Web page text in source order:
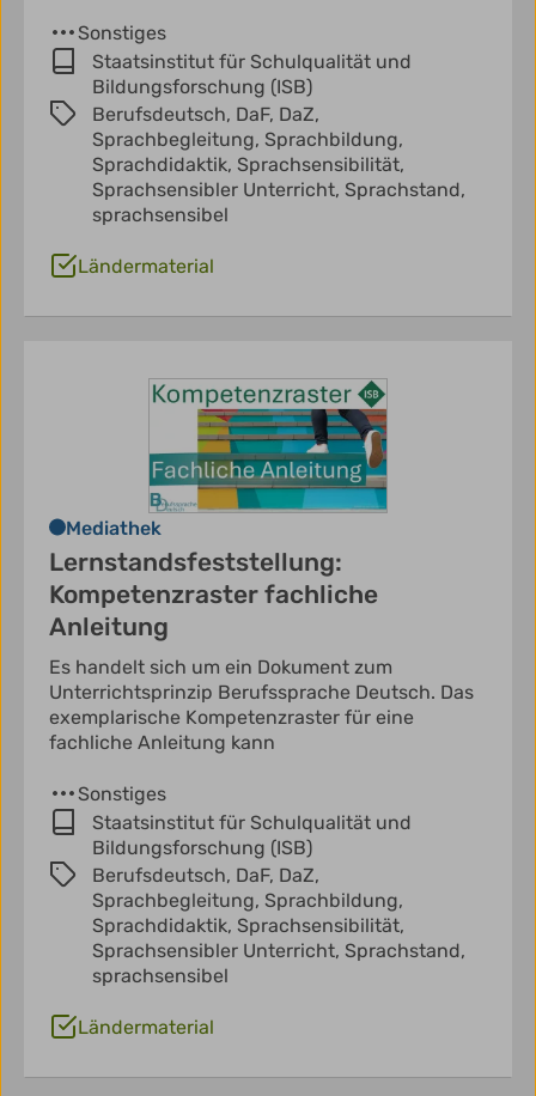
Sonstiges
Staatsinstitut für Schulqualität und
Bildungsforschung (ISB)
Berufsdeutsch, DaF, DaZ,
Sprachbegleitung, Sprachbildung,
Sprachdidaktik, Sprachsensibilität,
Sprachsensibler Unterricht, Sprachstand,
sprachsensibel
Ländermaterial
Mediathek
Lernstandsfeststellung:
Kompetenzraster fachliche
Anleitung
Es handelt sich um ein Dokument zum
Unterrichtsprinzip Berufssprache Deutsch. Das
exemplarische Kompetenzraster für eine
fachliche Anleitung kann
Sonstiges
Staatsinstitut für Schulqualität und
Bildungsforschung (ISB)
Berufsdeutsch, DaF, DaZ,
Sprachbegleitung, Sprachbildung,
Sprachdidaktik, Sprachsensibilität,
Sprachsensibler Unterricht, Sprachstand,
sprachsensibel
Ländermaterial